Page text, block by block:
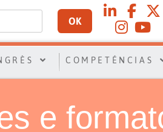
OK
COMPETÉNCIAS
e